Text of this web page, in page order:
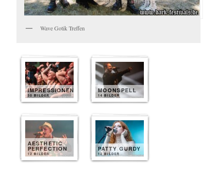
Wave Gotik Treffen
IMPRESSIONEN
30 BILDER
MOONSPELL
14 BILDER
AESTHETIC
PERFECTION
12 BILDER
PATTY GURDY
12 BILDER